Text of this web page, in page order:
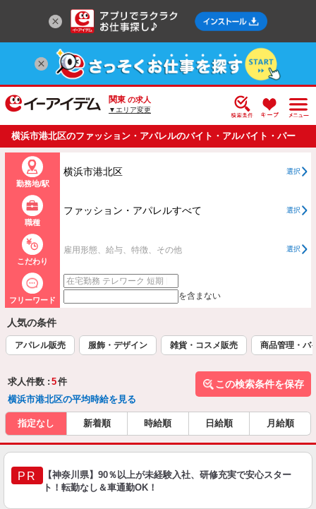
関東 の求人
▼エリア変更
横浜市港北区のファッション・アパレルのバイト・アルバイト・パー
トの求人情報一覧
勤務地/駅
横浜市港北区 選択
職種
ファッション・アパレルすべて 選択
こだわり
雇用形態、給与、特徴、その他 選択
フリーワード を含まない
人気の条件
アパレル販売 服飾・デザイン 雑貨・コスメ販売 商品管理・バ
求人件数 : 5件
横浜市港北区の平均時給を見る
この検索条件を保存
指定なし 新着順 時給順 日給順 月給順
PR
【神奈川県】90％以上が未経験入社、研修充実で安心スター
ト！転勤なし＆車通勤OK！